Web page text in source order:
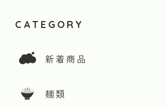
CATEGORY
新着商品
麺類